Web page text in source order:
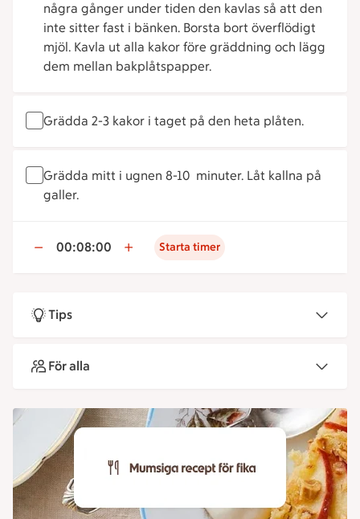
några gånger under tiden den kavlas så att den
inte sitter fast i bänken. Borsta bort överflödigt
mjöl. Kavla ut alla kakor före gräddning och lägg
dem mellan bakplåtspapper.
Grädda 2-3 kakor i taget på den heta plåten.
Grädda mitt i ugnen 8-10 minuter. Låt kallna på
galler.
00:08:00 Starta timer
Tips
För alla